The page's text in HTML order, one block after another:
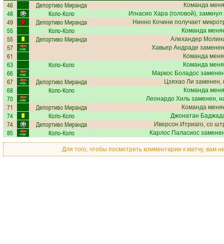
46 Депортиво Миранда Команда
48 Коло-Коло Игнасио Хара (головой),
49 Депортиво Миранда Нинно Кочини получает
55 Коло-Коло Команда
55 Депортиво Миранда Алехандер
57 Хавьер Андраде
61 Команда
63 Коло-Коло Команда
66 Маркос Боладос
67 Депортиво Миранда Цзяхао Ли заменен,
68 Коло-Коло Команда
70 Леонардо Хиль заменен,
71 Депортиво Миранда Команда
74 Коло-Коло Джонатан
74 Депортиво Миранда Иверсон Итриаго, со
85 Коло-Коло Карлос Паласиос
Для того, чтобы посмотреть комментарии к матчу, вам